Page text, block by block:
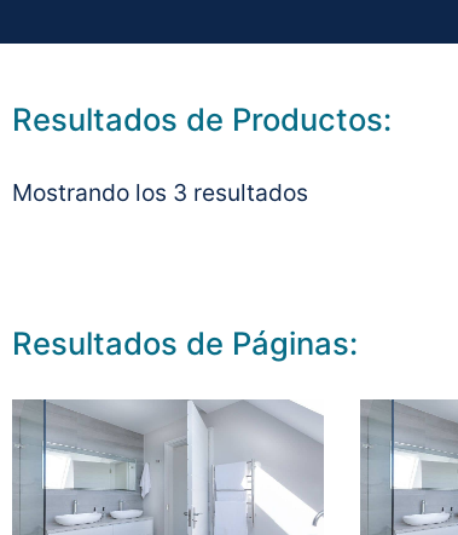
Resultados de Productos:
Mostrando los 3 resultados
Resultados de Páginas: